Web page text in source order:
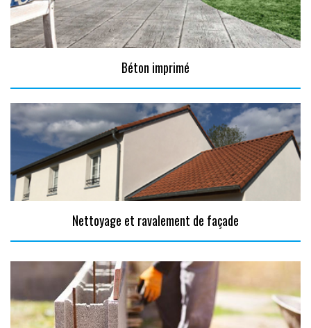
Béton imprimé
Nettoyage et ravalement de façade